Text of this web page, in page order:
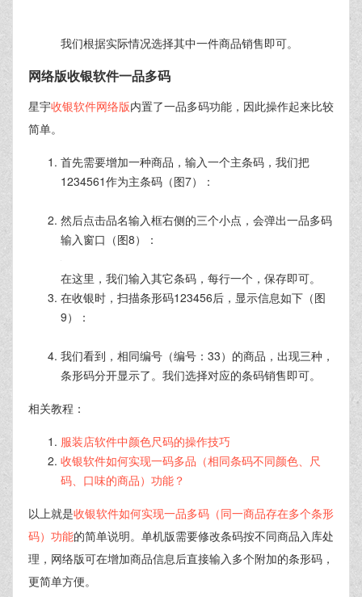
因为我们把这三种条码作为三个不同的商品来对待，因
品，要根据不同的条码分别入库和库存统计。要想合并
起来统计分析，只能通过品名来查询。
收银时，扫描商品条形码123456后，显示信息如下
（图6）：
我们根据实际情况选择其中一件商品销售即可。
网络版收银软件一品多码
收银软件网络版内置了一品多码功能，因此操作起来比较
首先需要增加一种商品，输入一个主条码，我们把
1234561作为主条码（图7）：